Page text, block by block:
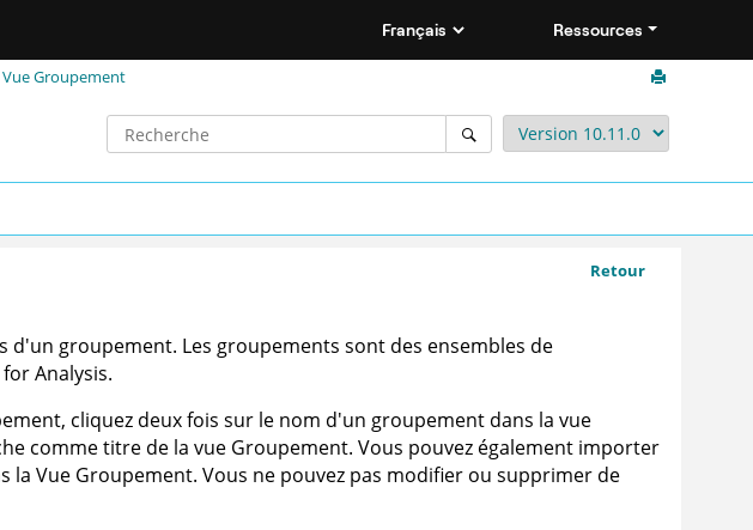
Ressources
Vue Groupement
Retour
d'un groupement. Les groupements sont des ensembles de
Analysis.
cliquez deux fois sur le nom d'un groupement dans la vue
comme titre de la vue Groupement. Vous pouvez également importer
Vue Groupement. Vous ne pouvez pas modifier ou supprimer de